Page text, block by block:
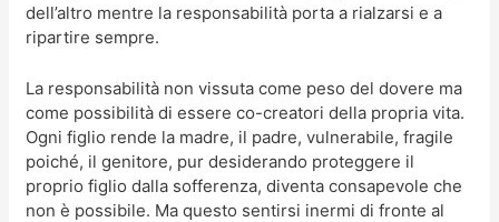
dell’altro mentre la responsabilità porta a rialzarsi e a
ripartire sempre.
La responsabilità non vissuta come peso del dovere ma
come possibilità di essere co-creatori della propria vita.
Ogni figlio rende la madre, il padre, vulnerabile, fragile
poiché, il genitore, pur desiderando proteggere il
proprio figlio dalla sofferenza, diventa consapevole che
non è possibile. Ma questo sentirsi inermi di fronte al